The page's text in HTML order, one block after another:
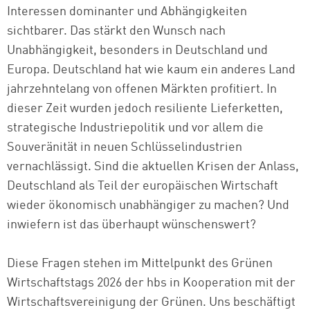
Interessen dominanter und Abhängigkeiten
sichtbarer. Das stärkt den Wunsch nach
Unabhängigkeit, besonders in Deutschland und
Europa. Deutschland hat wie kaum ein anderes Land
jahrzehntelang von offenen Märkten profitiert. In
dieser Zeit wurden jedoch resiliente Lieferketten,
strategische Industriepolitik und vor allem die
Souveränität in neuen Schlüsselindustrien
vernachlässigt. Sind die aktuellen Krisen der Anlass,
Deutschland als Teil der europäischen Wirtschaft
wieder ökonomisch unabhängiger zu machen? Und
inwiefern ist das überhaupt wünschenswert?
Diese Fragen stehen im Mittelpunkt des Grünen
Wirtschaftstags 2026 der hbs in Kooperation mit der
Wirtschaftsvereinigung der Grünen. Uns beschäftigt